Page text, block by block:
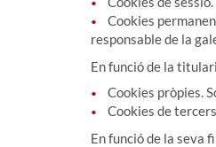
Cookies
responsable de la
En funció de la
Cookies pròpies.
Cookies de
En funció de la seva